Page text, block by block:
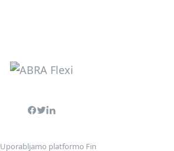
Uporabljamo platformo Fin